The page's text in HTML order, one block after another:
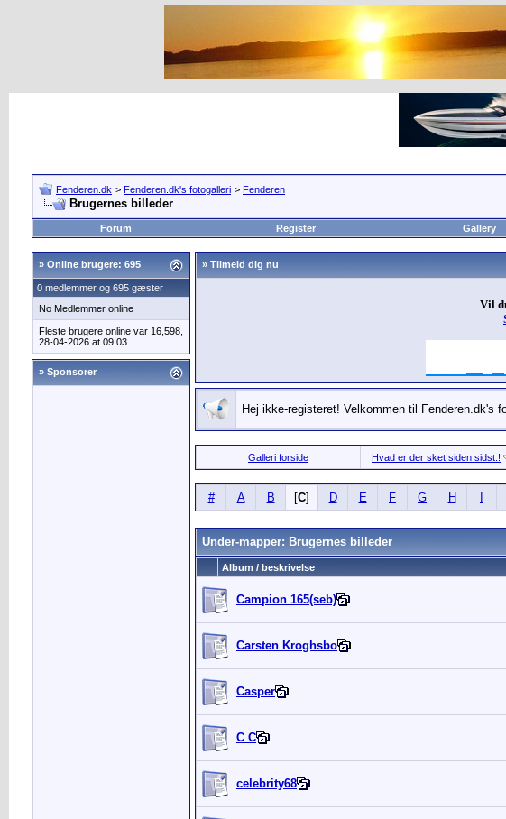
Fenderen.dk > Fenderen.dk's fotogalleri > Fenderen
Brugernes billeder
Forum
Register Gallery
» Online brugere: 695
0 medlemmer og 695 gæster
No Medlemmer online
Fleste brugere online var 16,598,
28-04-2026 at 09:03.
» Sponsorer
» Tilmeld dig nu
Vil
Hej ikke-registeret! Velkommen til Fenderen.dk's
Galleri forside Hvad er der sket siden sidst.!
# A B [C] D E F G H
Under-mapper: Brugernes billeder
Album / beskrivelse
Campion 165(seb)
Carsten Kroghsbo
Casper
C C
celebrity68